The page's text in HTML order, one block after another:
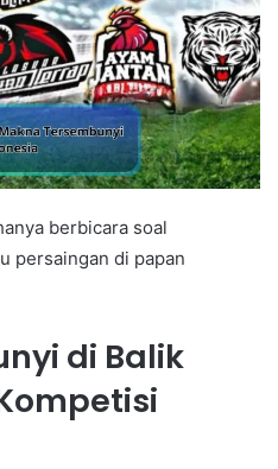
berbicara soal
persaingan di papan
di Balik